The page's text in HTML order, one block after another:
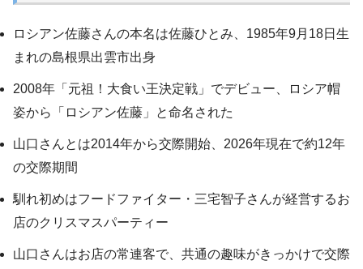
ロシアン佐藤さんの本名は佐藤ひとみ、1985年9月18日生
まれの島根県出雲市出身
2008年「元祖！大食い王決定戦」でデビュー、ロシア帽
姿から「ロシアン佐藤」と命名された
山口さんとは2014年から交際開始、2026年現在で約12年
の交際期間
馴れ初めはフードファイター・三宅智子さんが経営するお
店のクリスマスパーティー
山口さんはお店の常連客で、共通の趣味がきっかけで交際